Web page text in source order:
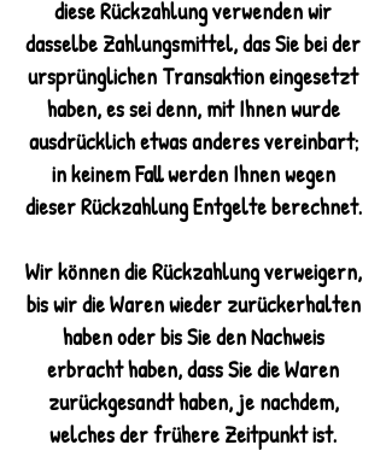
diese Rückzahlung verwenden wir
dasselbe Zahlungsmittel, das Sie bei der
ursprünglichen Transaktion eingesetzt
haben, es sei denn, mit Ihnen wurde
ausdrücklich etwas anderes vereinbart;
in keinem Fall werden Ihnen wegen
dieser Rückzahlung Entgelte berechnet.
Wir können die Rückzahlung verweigern,
bis wir die Waren wieder zurückerhalten
haben oder bis Sie den Nachweis
erbracht haben, dass Sie die Waren
zurückgesandt haben, je nachdem,
welches der frühere Zeitpunkt ist.